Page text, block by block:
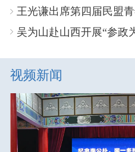
王光谦出席第四届民盟
吴为山赴山西开展“参政
视频新闻